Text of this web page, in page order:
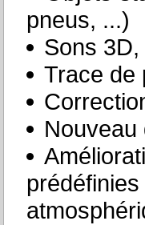
pneus, ...)
Sons
Trace de
Nouveau